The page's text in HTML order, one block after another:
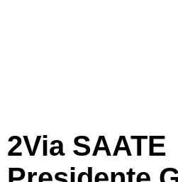
2Via SAATE